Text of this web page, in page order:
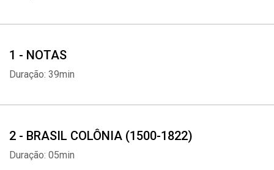
1 - NOTAS
Duração: 39min
2 - BRASIL COLÔNIA (1500-1822)
Duração: 05min